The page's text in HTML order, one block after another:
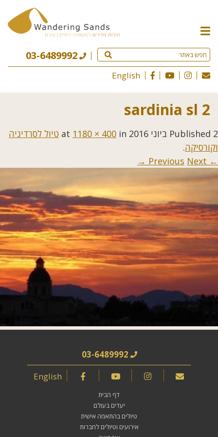
תפריט
האתר
03-6489992
English
sardinia sl 2
Published 2 ביוני 2016 1180 × 400 in
טיול לסרדיניה
וקורסיקה.
← Previous
Next →
03-6489992
English
דף הבית
יעדים בעולם
טיולים בהתאמה אישית
אירועים וטיולים לחברות